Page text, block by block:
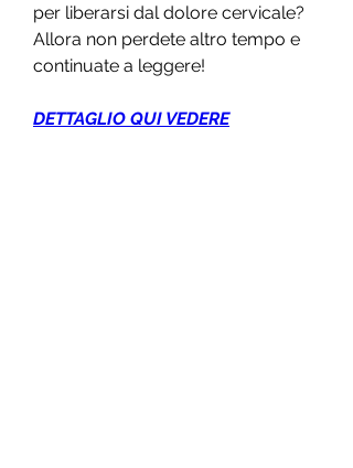
per liberarsi dal dolore cervicale?
Allora non perdete altro tempo e
continuate a leggere!
DETTAGLIO QUI VEDERE